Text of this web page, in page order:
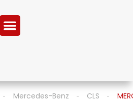
Mercedes-Benz CLS